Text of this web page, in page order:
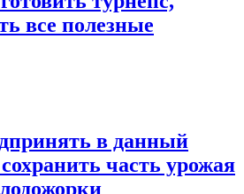
все полезные
в данный
часть урожая